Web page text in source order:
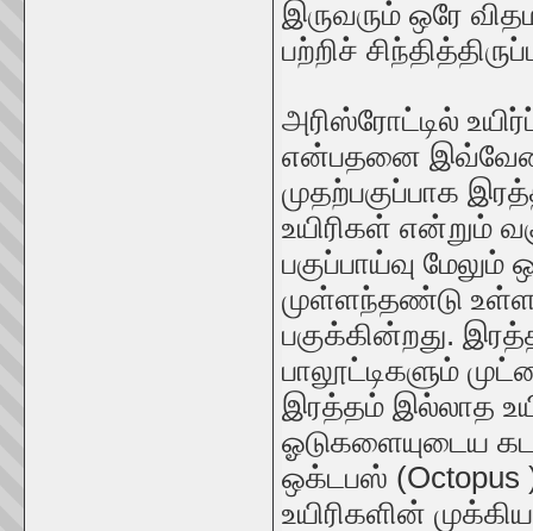
இருவரும் ஒரே
பற்றிச்
அரிஸ்ரோட்டில்
என்பதனை
முதற்பகுப்பாக
உயிரிகள் என்றும்
பகுப்பாய்வு
முள்ளந்தண்டு
பகுக்கின்றது.
பாலூட்டிகளும்
இரத்தம் இல்லாத
ஓடுகளையுடைய
ஒக்டபஸ்
உயிரிகளின்